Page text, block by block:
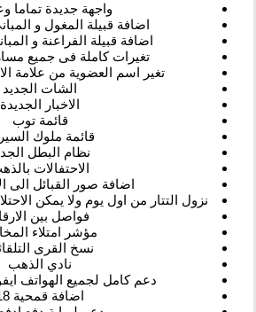
واجهة جديدة تماما
اضافة قبيلة المغول و
اضافة قبيلة الفراعنة و
تغيرات كاملة فى جميع
تغير اسم العضوية من علامة
الشات الجديد
الاخبار الجديدة
قائمة توب
قائمة ملوك
نظام البطل
الاحتفالات
اضافة صور القبائل الى
نزول التتار من اول يوم ولا يمكن
فواصل بين
مؤشر امتلاء
نسخ القرى
نادي الذهب
دعم كامل لجميع الهواتف
اضافة قمحية 18